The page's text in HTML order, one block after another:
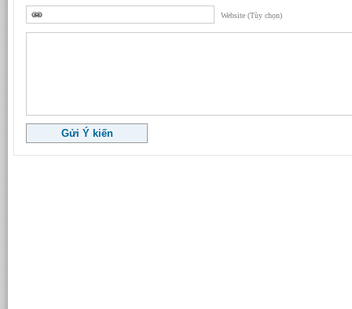
Website (Tùy chọn)